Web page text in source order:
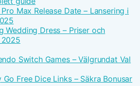
Pro Max Release Date – Lansering i
Wedding Dress – Priser och
Switch Games – Välgrundat Val
Free Dice Links – Säkra Bonusar